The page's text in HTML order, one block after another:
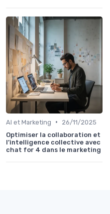
AI et Marketing •
26/11/2025
Optimiser la collaboration et
l’intelligence collective avec
chat for 4 dans le marketing